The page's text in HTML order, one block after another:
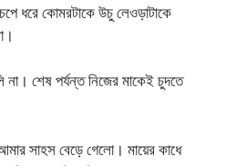
ধরে কোমরটাকে উচু লেওড়াটাকে
শেষ পর্যন্ত নিজের মাকেই চুদতে
সাহস বেড়ে গেলো। মায়ের কাধে